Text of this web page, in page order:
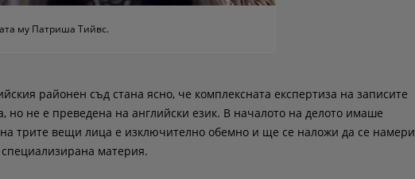
му Патриша Тийвс.
районен съд стана ясно, че комплексната експертиза на записите
но не е преведена на английски език. В началото на делото имаше
трите вещи лица е изключително обемно и ще се наложи да се намери
материя.